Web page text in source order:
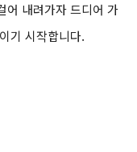
어 내려가자 드디어 가
기 시작합니다.